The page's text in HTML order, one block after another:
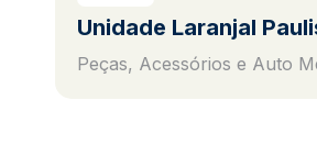
Unidade Laranjal
Peças, Acessórios e Auto